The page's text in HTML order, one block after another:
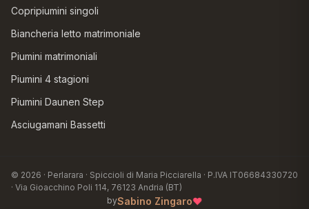
Copripiumini singoli
Biancheria letto matrimoniale
Piumini matrimoniali
Piumini 4 stagioni
Piumini Daunen Step
Asciugamani Bassetti
© 2026 · Perlarara · Spiccioli di Maria Picciarella · P.IVA IT06684330720
· Via Gioacchino Poli 114, 76123 Andria (BT)
bySabino Zingaro♥